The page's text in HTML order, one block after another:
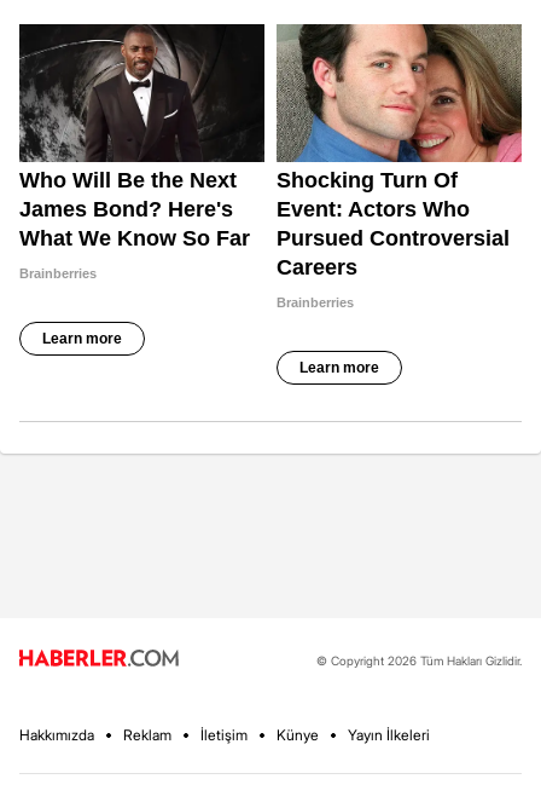
© Copyright 2026 Tüm Hakları Gizlidir.
Hakkımızda Reklam İletişim Künye Yayın İlkeleri